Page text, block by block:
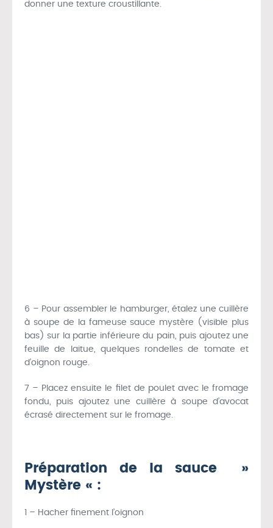
donner une texture croustillante.
6 – Pour assembler le hamburger, étalez une cuillère
à soupe de la fameuse sauce mystère (visible plus
bas) sur la partie inférieure du pain, puis ajoutez une
feuille de laitue, quelques rondelles de tomate et
d’oignon rouge.
7 – Placez ensuite le filet de poulet avec le fromage
fondu, puis ajoutez une cuillère à soupe d’avocat
écrasé directement sur le fromage.
Préparation de la sauce »
Mystère « :
1 – Hacher finement l’oignon